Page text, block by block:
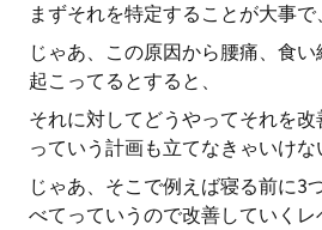
まずそれを特定することが大事で
じゃあ、この原因から腰痛、食
起こってるとすると、
それに対してどうやってそれを
っていう計画も立てなきゃいけな
じゃあ、そこで例えば寝る前に3
べてっていうので改善していくレ